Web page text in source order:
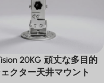
20KG 頑丈な多目的
クター天井マウント